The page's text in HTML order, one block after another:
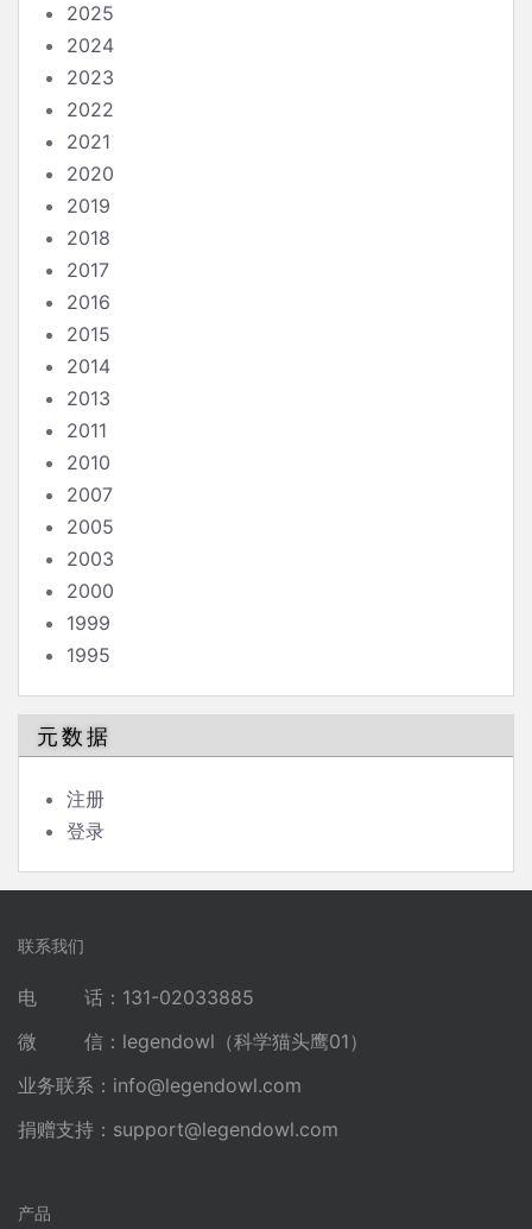
2025
2024
2023
2022
2021
2020
2019
2018
2017
2016
2015
2014
2013
2011
2010
2007
2005
2003
2000
1999
1995
元数据
注册
登录
联系我们
电 话：131-02033885
微 信：legendowl（科学猫头鹰01）
业务联系： info@legendowl.com
捐赠支持： support@legendowl.com
产品